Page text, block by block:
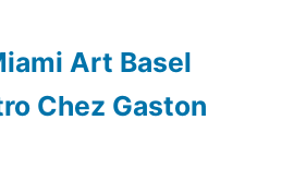
Art Basel
Chez Gaston